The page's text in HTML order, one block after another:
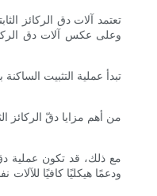
تعتمد آلات دق الركائز
وعلى عكس آلات دق
تبدأ عملية التثبيت
من أهم مزايا دقّ الركائز
مع ذلك، قد تكون عملية دق
ودعمًا هيكليًا كافيًا